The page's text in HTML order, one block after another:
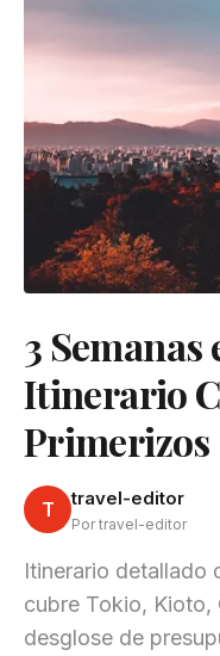
3 Semanas
Itinerario
Primerizos
T travel-editor
Por travel-editor
Itinerario detallado
cubre Tokio, Kioto,
desglose de